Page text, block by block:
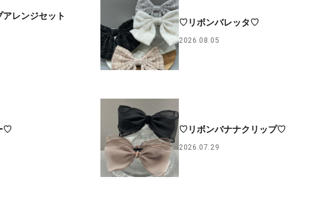
レンジセット
♡リボンバレッタ♡
2026.08.05
♡ ♡リボンバナナクリップ♡
2026.07.29